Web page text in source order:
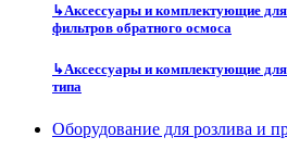
↳Аксессуары и комплектующие
фильтров обратного осмоса
↳Аксессуары и комплектующие
типа
Оборудование для розлива и